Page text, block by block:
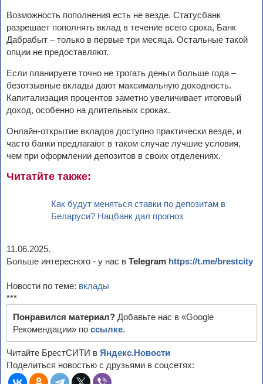
Возможность пополнения есть не везде. Статусбанк
разрешает пополнять вклад в течение всего срока, Банк
Дабрабыт – только в первые три месяца. Остальные такой
опции не предоставляют.
Если планируете точно не трогать деньги больше года –
безотзывные вклады дают максимальную доходность.
Капитализация процентов заметно увеличивает итоговый
доход, особенно на длительных сроках.
Онлайн-открытие вкладов доступно практически везде, и
часто банки предлагают в таком случае лучшие условия,
чем при оформлении депозитов в своих отделениях.
Читатйте также:
Как будут меняться ставки по депозитам в
Беларуси? Нацбанк дал прогноз
11.06.2025.
Больше интересного - у нас в Telegram https://t.me/brestcity
Новости по теме: вклады
***
Понравился материал? Добавьте нас в «Google
Рекомендации» по ссылке.
Читайте БрестСИТИ в Яндекс.Новости
Поделиться новостью с друзьями в соцсетях: